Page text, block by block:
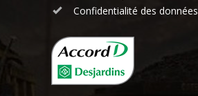
Confidentialité des données